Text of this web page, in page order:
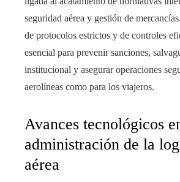
seguridad aérea y gestión de
de protocolos estrictos y de controles
esencial para prevenir sanciones,
institucional y asegurar operaciones
aerolíneas como para los viajeros.
Avances tecnológicos
administración de la
aérea